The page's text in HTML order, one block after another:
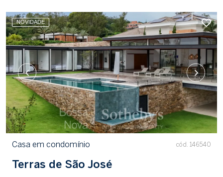
NOVIDADE
Casa em condomínio cód. 146540
Terras de São José